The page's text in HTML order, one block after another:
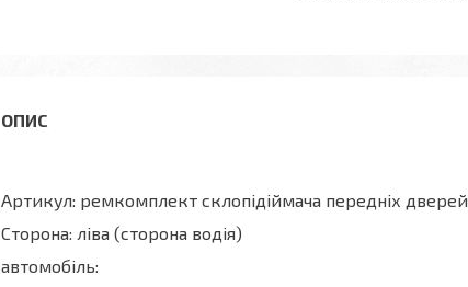
Артикул: ремкомплект склопідіймача передніх дверей
Сторона: ліва (сторона водія)
автомобіль: